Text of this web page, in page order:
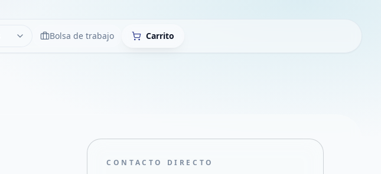
LimpiarBolsa de trabajo Carrito
CONTACTO DIRECTO